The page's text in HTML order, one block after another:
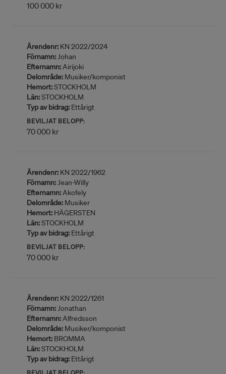
100 000 kr
Ärendenr: KN 2022/2024
Förnamn:Johan
Efternamn:Airijoki
Delområde: Musiker/komponist
Hemort:STOCKHOLM
Län:STOCKHOLM
Typ av bidrag: Ettårigt
BEVILJAT BELOPP:
70 000 kr
Ärendenr: KN 2022/1962
Förnamn:Jean-Willy
Efternamn:Akofely
Delområde: Musiker
Hemort: HÄGERSTEN
Län:STOCKHOLM
Typ av bidrag: Ettårigt
BEVILJAT BELOPP:
70 000 kr
Ärendenr: KN 2022/1261
Förnamn:Jonathan
Efternamn:Alfredsson
Delområde: Musiker/komponist
Hemort: BROMMA
Län:STOCKHOLM
Typ av bidrag: Ettårigt